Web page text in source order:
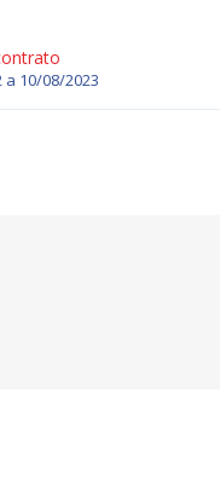
a 10/08/2023